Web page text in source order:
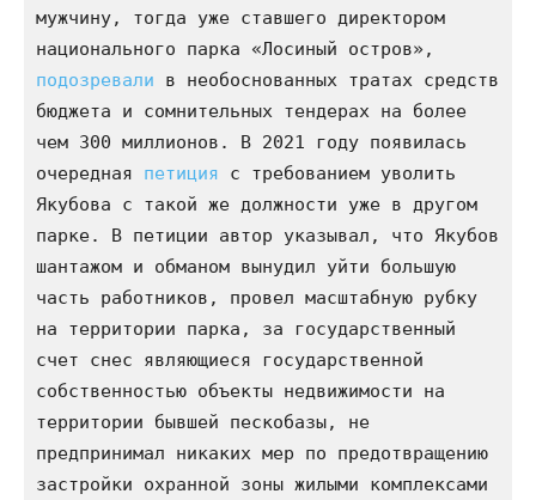
мужчину, тогда уже ставшего директором
подозревали в необоснованных тратах средств
бюджета и сомнительных тендерах на более
чем 300 миллионов. В 2021 году появилась
очередная петиция с требованием уволить
Якубова с такой же должности уже в другом
парке. В петиции автор указывал, что Якубов
шантажом и обманом вынудил уйти большую
часть работников, провел масштабную рубку
на территории парка, за государственный
счет снес являющиеся государственной
собственностью объекты недвижимости на
территории бывшей пескобазы, не
предпринимал никаких мер по предотвращению
застройки охранной зоны жилыми комплексами